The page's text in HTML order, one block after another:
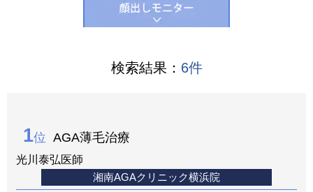
検索結果： 6件
1位 AGA薄毛治療
光川泰弘医師
湘南AGAクリニック横浜院